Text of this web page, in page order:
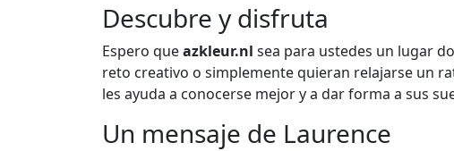
Descubre y disfruta
Espero queazkleur.nl sea para ustedes un lugar
reto creativo o simplemente quieran relajarse un
les ayuda a conocerse mejor y a dar forma a sus
Un mensaje de Laurence